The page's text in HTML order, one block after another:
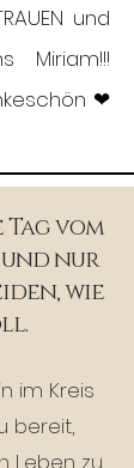
und
Miriam!!!
❤
vom
und nur
wie
im Kreis
bereit,
Leben zu